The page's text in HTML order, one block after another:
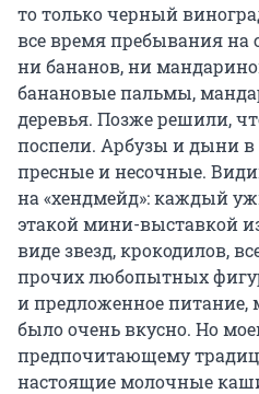
то только черный
все время пребывания на
ни бананов, ни
банановые пальмы,
деревья. Позже решили,
поспели. Арбузы и дыни в
пресные и несочные.
на «хендмейд»: каждый
этакой мини-выставкой
виде звезд, крокодилов,
прочих любопытных
и предложенное питание,
было очень вкусно. Но
предпочитающему
настоящие молочные